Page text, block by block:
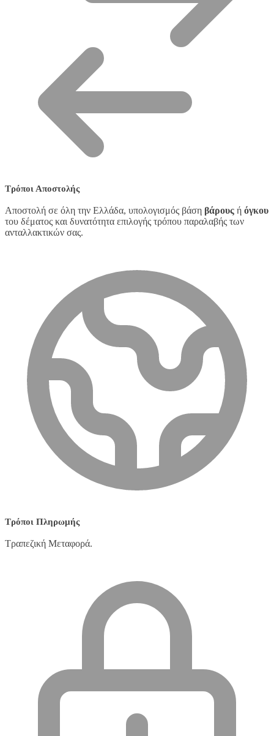
Τρόποι Αποστολής
Αποστολή σε όλη την Ελλάδα, υπολογισμός βάση βάρους ή όγκου
του δέματος και δυνατότητα επιλογής τρόπου παραλαβής των
ανταλλακτικών σας.
Τρόποι Πληρωμής
Τραπεζική Μεταφορά.